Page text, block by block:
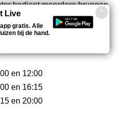
bedient meerdere bruggen
ontstaan.
en 12:00
en 16:15
en 20:00
Live
gratis. Alle
bij de hand.